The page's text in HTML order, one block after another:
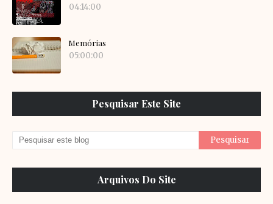
04:14:00
Memórias
05:00:00
Pesquisar Este Site
Arquivos Do Site